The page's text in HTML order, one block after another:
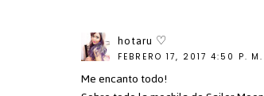
hotaru ♡
FEBRERO 17, 2017 4:50 P. M.
Me encanto todo!